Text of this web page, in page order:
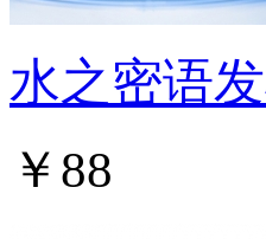
水之密语
￥88